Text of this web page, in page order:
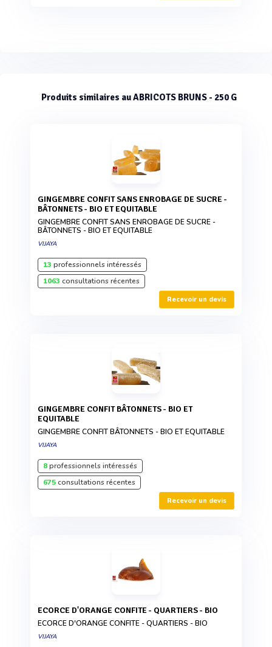
Produits similaires au ABRICOTS BRUNS - 250 G
GINGEMBRE CONFIT SANS ENROBAGE DE SUCRE -
BÂTONNETS - BIO ET EQUITABLE
GINGEMBRE CONFIT SANS ENROBAGE DE SUCRE -
BÂTONNETS - BIO ET EQUITABLE
VIJAYA
13 professionnels intéressés
1063 consultations récentes
Recevoir un devis
GINGEMBRE CONFIT BÂTONNETS - BIO ET
EQUITABLE
GINGEMBRE CONFIT BÂTONNETS - BIO ET EQUITABLE
VIJAYA
8professionnels intéressés
675consultations récentes
Recevoir un devis
ECORCE D'ORANGE CONFITE - QUARTIERS - BIO
ECORCE D'ORANGE CONFITE - QUARTIERS - BIO
VIJAYA